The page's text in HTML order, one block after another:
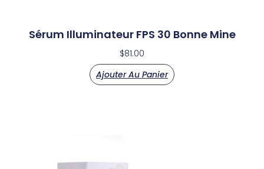
Sérum Illuminateur FPS 30 Bonne Mine
$81.00
Ajouter Au Panier